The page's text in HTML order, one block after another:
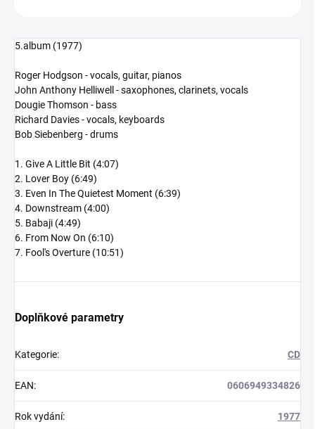
5.album (1977)
Roger Hodgson - vocals, guitar, pianos
John Anthony Helliwell - saxophones, clarinets, vocals
Dougie Thomson - bass
Richard Davies - vocals, keyboards
Bob Siebenberg - drums
1. Give A Little Bit (4:07)
2. Lover Boy (6:49)
3. Even In The Quietest Moment (6:39)
4. Downstream (4:00)
5. Babaji (4:49)
6. From Now On (6:10)
7. Fool's Overture (10:51)
Doplňkové parametry
Kategorie: CD
EAN: 0606949334826
Rok vydání: 1977